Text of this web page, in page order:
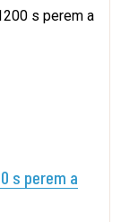
s perem a